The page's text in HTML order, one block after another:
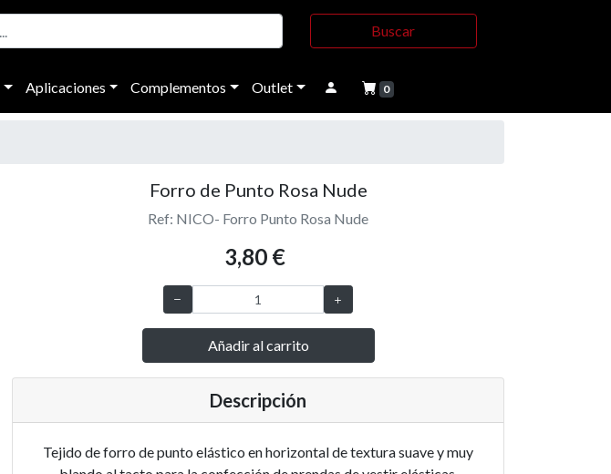
Buscar
Aplicaciones Complementos Outlet 0
Forro de Punto Rosa Nude
Ref: NICO- Forro Punto Rosa Nude
3,80 €
Añadir al carrito
Descripción
Tejido de forro de punto elástico en horizontal de textura suave y muy